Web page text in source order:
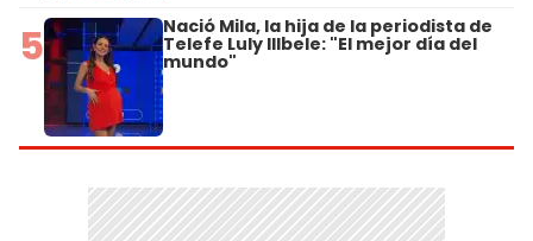
5 Nació Mila, la hija de la periodista de
Telefe Luly Illbele: "El mejor día del
mundo"